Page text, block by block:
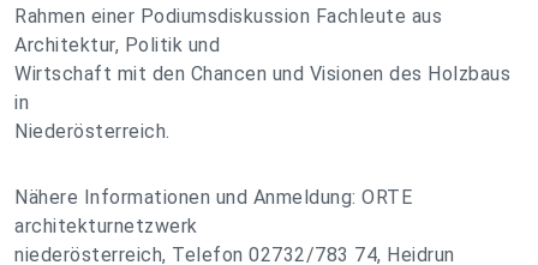
Rahmen einer Podiumsdiskussion Fachleute aus
Architektur, Politik und
Wirtschaft mit den Chancen und Visionen des Holzbaus
in
Niederösterreich.
Nähere Informationen und Anmeldung: ORTE
architekturnetzwerk
niederösterreich, Telefon 02732/783 74, Heidrun